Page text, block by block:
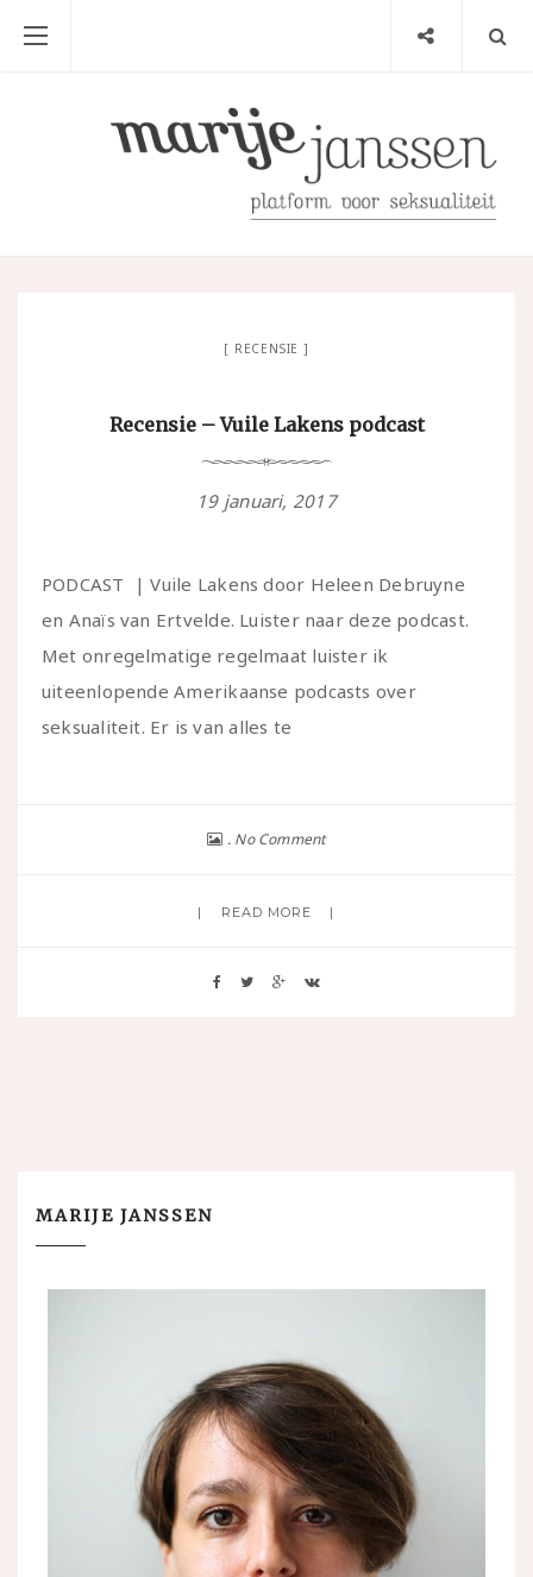
RECENSIE
Recensie – Vuile Lakens podcast
19 januari, 2017
PODCAST | Vuile Lakens door Heleen Debruyne
en Anaïs van Ertvelde. Luister naar deze podcast.
Met onregelmatige regelmaat luister ik
uiteenlopende Amerikaanse podcasts over
seksualiteit. Er is van alles te
No Comment
READ MORE
MARIJE JANSSEN